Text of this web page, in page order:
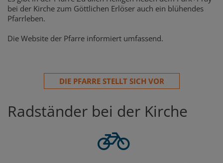
bei der Kirche zum Göttlichen Erlöser auch ein blühendes
Pfarrleben.
Die Website der Pfarre informiert umfassend.
DIE PFARRE STELLT SICH VOR
Radständer bei der Kirche